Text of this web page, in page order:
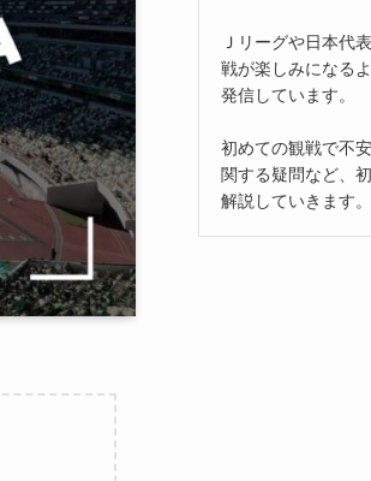
Ｊリーグや日本代
戦が楽しみになる
発信しています。
初めての観戦で不
関する疑問など、
解説していきます。